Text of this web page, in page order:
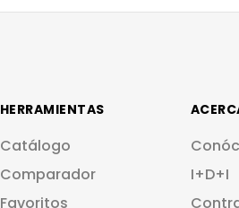
HERRAMIENTAS
Catálogo
Comparador
Favoritos
I+D+I